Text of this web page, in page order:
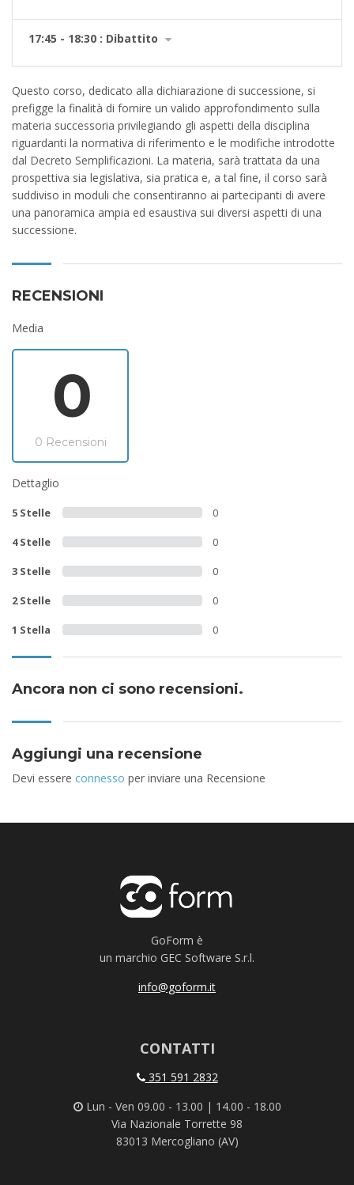
17:45 - 18:30 : Dibattito
Questo corso, dedicato alla dichiarazione di successione, si
prefigge la finalità di fornire un valido approfondimento sulla
materia successoria privilegiando gli aspetti della disciplina
riguardanti la normativa di riferimento e le modifiche introdotte
dal Decreto Semplificazioni. La materia, sarà trattata da una
prospettiva sia legislativa, sia pratica e, a tal fine, il corso sarà
suddiviso in moduli che consentiranno ai partecipanti di avere
una panoramica ampia ed esaustiva sui diversi aspetti di una
successione.
RECENSIONI
Media
0
0 Recensioni
Dettaglio
5 Stelle 0
4 Stelle 0
3 Stelle 0
2 Stelle 0
1 Stella 0
Ancora non ci sono recensioni.
Aggiungi una recensione
Devi essere connesso per inviare una Recensione
GoForm è
un marchio GEC Software S.r.l.
info@goform.it
CONTATTI
351 591 2832
Lun - Ven 09.00 - 13.00 | 14.00 - 18.00
Via Nazionale Torrette 98
83013 Mercogliano (AV)